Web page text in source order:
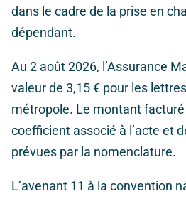
dans le cadre de la prise en
dépendant.
Au 2 août 2026, l’Assurance
valeur de 3,15 € pour les
métropole. Le montant
coefficient associé à l’acte et
prévues par la nomenclature.
L’avenant 11 à la convention